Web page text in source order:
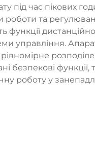
під час пікових
роботи та
функції
управління.
функції,
роботу у